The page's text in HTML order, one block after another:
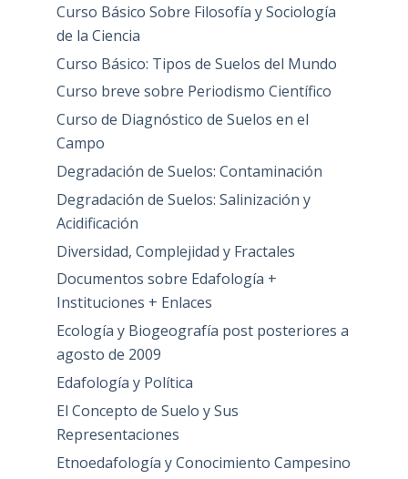
Curso Básico Sobre Filosofía y Sociología
de la Ciencia
Curso Básico: Tipos de Suelos del Mundo
Curso breve sobre Periodismo Científico
Curso de Diagnóstico de Suelos en el
Campo
Degradación de Suelos: Contaminación
Degradación de Suelos: Salinización y
Acidificación
Diversidad, Complejidad y Fractales
Documentos sobre Edafología +
Instituciones + Enlaces
Ecología y Biogeografía post posteriores a
agosto de 2009
Edafología y Política
El Concepto de Suelo y Sus
Representaciones
Etnoedafología y Conocimiento Campesino